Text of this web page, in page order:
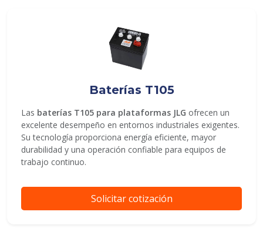
Baterías T105
Las baterías T105 para plataformas JLG ofrecen un
excelente desempeño en entornos industriales exigentes.
Su tecnología proporciona energía eficiente, mayor
durabilidad y una operación confiable para equipos de
trabajo continuo.
Solicitar cotización